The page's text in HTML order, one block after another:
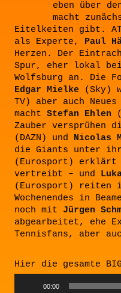
eben über
macht
Eitelkeiten gibt.
als Experte, Paul
Herzen. Der
Spur, eher lokal
Wolfsburg an. Die
Edgar Mielke (Sky)
TV) aber auch
macht Stefan Ehlen
Zauber versprühen
(DAZN) und Nicolas
die Giants unter
(Eurosport) erklärt
vertreibt – und
(Eurosport) reiten
Wochenendes in
noch mit Jürgen
abgearbeitet, ehe
Tennisfans, aber
Hier die gesamte
Audio00:00